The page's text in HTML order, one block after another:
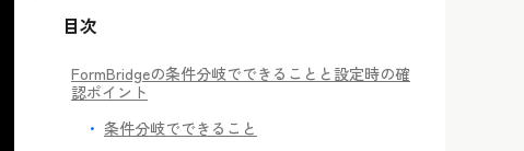
目次
FormBridgeの条件分岐でできることと設定時の確
認ポイント
条件分岐でできること